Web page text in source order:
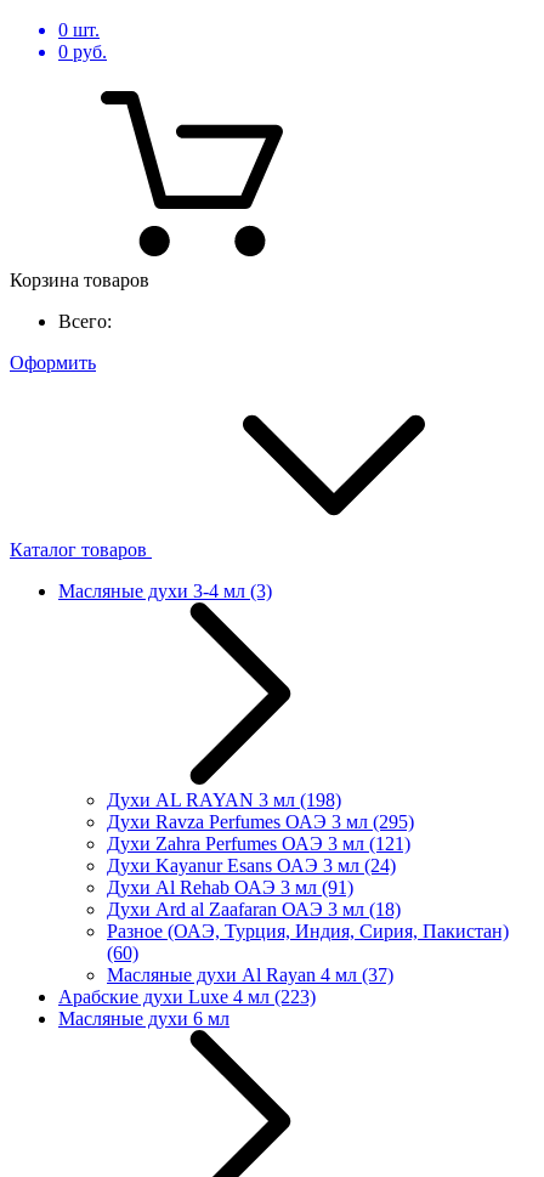
0 шт.
0 руб.
Корзина товаров
Всего:
Оформить
Каталог товаров
Масляные духи 3-4 мл (3)
Духи AL RAYAN 3 мл (198)
Духи Ravza Perfumes ОАЭ 3 мл (295)
Духи Zahra Perfumes ОАЭ 3 мл (121)
Духи Kayanur Esans ОАЭ 3 мл (24)
Духи Al Rehab ОАЭ 3 мл (91)
Духи Ard al Zaafaran ОАЭ 3 мл (18)
Разное (ОАЭ, Турция, Индия, Сирия, Пакистан)
(60)
Масляные духи Al Rayan 4 мл (37)
Арабские духи Luxe 4 мл (223)
Масляные духи 6 мл